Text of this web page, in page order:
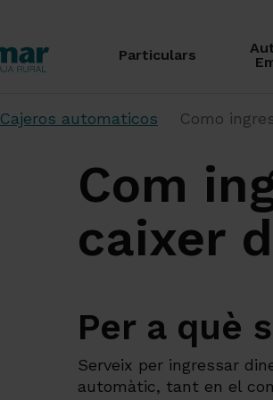
Particulars
Cajeros automaticos Como
Com
caixer
Per a què
Serveix per ingressar
automàtic, tant en el